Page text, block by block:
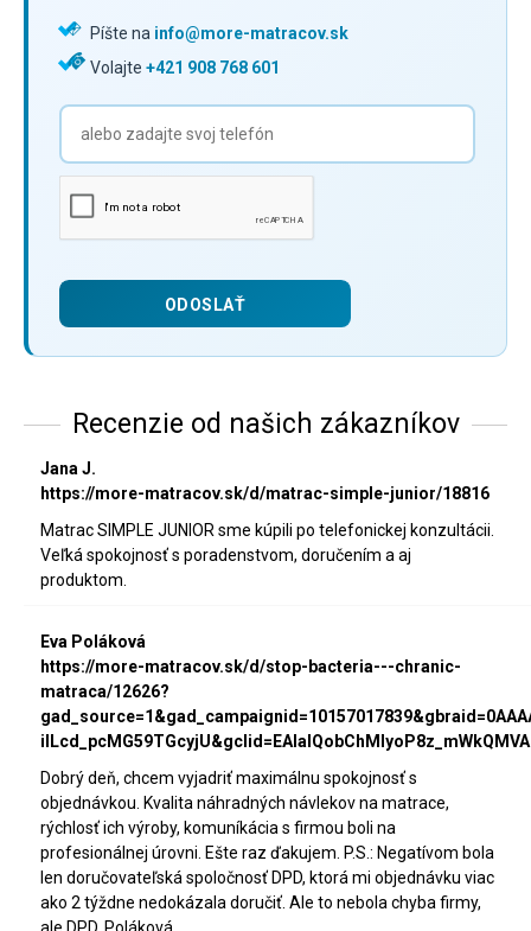
Píšte na info@more-matracov.sk
Volajte +421 908 768 601
Recenzie od našich zákazníkov
Jana J.
https://more-matracov.sk/d/matrac-simple-junior/18816
Matrac SIMPLE JUNIOR sme kúpili po telefonickej konzultácii.
Veľká spokojnosť s poradenstvom, doručením a aj
produktom.
Eva Poláková
https://more-matracov.sk/d/stop-bacteria---chranic-
matraca/12626?
Dobrý deň, chcem vyjadriť maximálnu spokojnosť s
objednávkou. Kvalita náhradných návlekov na matrace,
rýchlosť ich výroby, komuníkácia s firmou boli na
profesionálnej úrovni. Ešte raz ďakujem. P.S.: Negatívom bola
len doručovateľská spoločnosť DPD, ktorá mi objednávku viac
ako 2 týždne nedokázala doručiť. Ale to nebola chyba firmy,